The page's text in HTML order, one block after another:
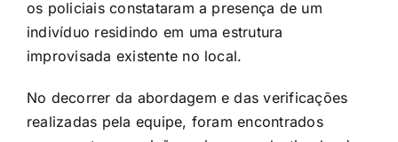
os policiais constataram a presença de um
indivíduo residindo em uma estrutura
improvisada existente no local.
No decorrer da abordagem e das verificações
realizadas pela equipe, foram encontrados